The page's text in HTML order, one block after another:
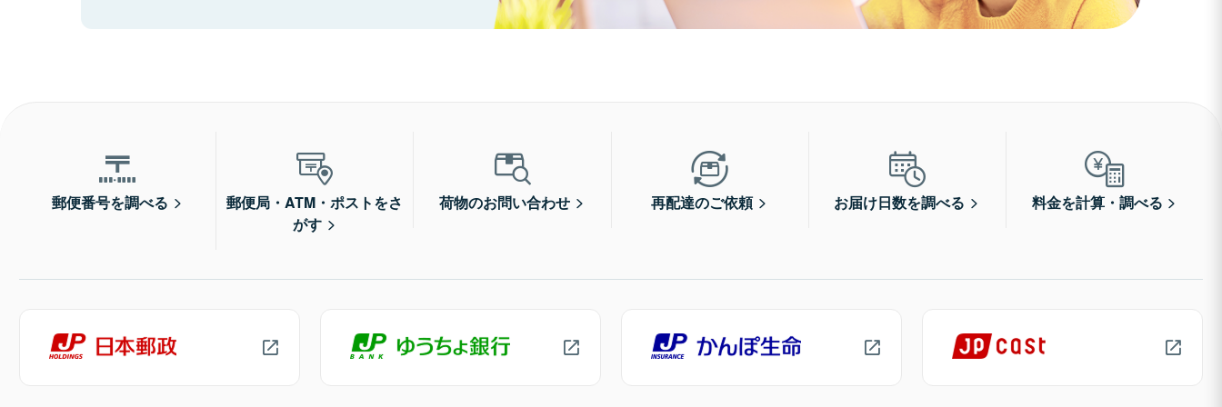
郵便番号を調べる
郵便局・ATM・ポストをさ
がす
荷物のお問い合わせ 再配達のご依頼 お届け日数を調べる 料金を計算・調べる